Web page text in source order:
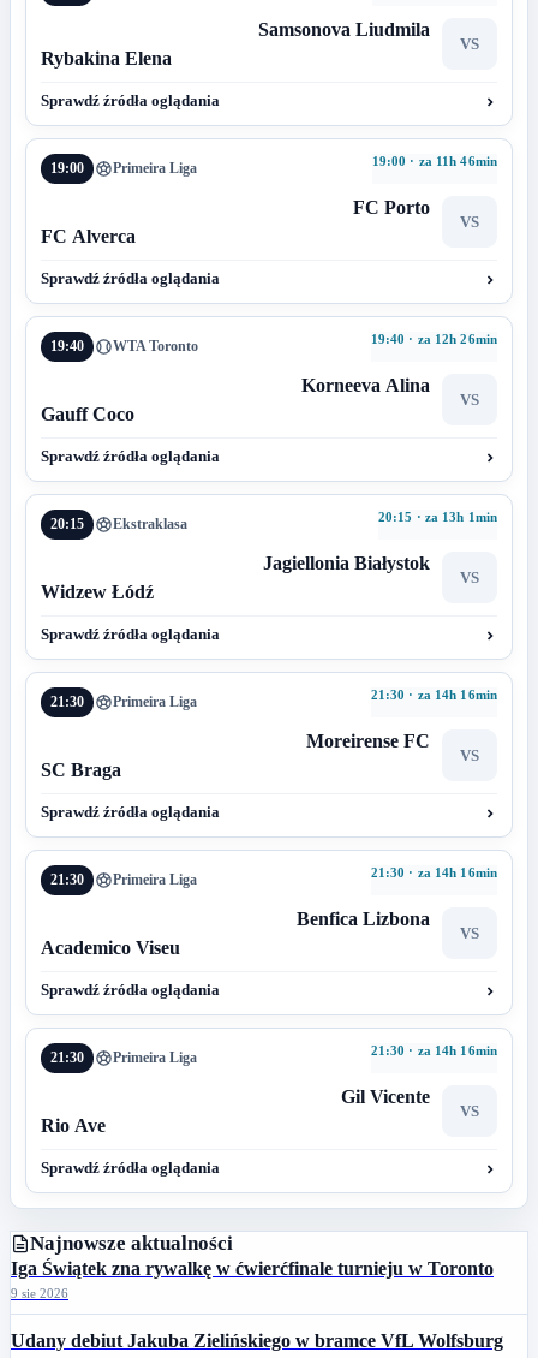
Samsonova Liudmila
VS
Rybakina Elena
Sprawdź źródła oglądania
19:00 Primeira Liga 19:00 · za 11h 46min
FC Porto
VS
FC Alverca
Sprawdź źródła oglądania
19:40 WTA Toronto 19:40 · za 12h 26min
Korneeva Alina
VS
Gauff Coco
Sprawdź źródła oglądania
20:15 Ekstraklasa 20:15 · za 13h 1min
Jagiellonia Białystok
VS
Widzew Łódź
Sprawdź źródła oglądania
21:30 Primeira Liga 21:30 · za 14h 16min
Moreirense FC
VS
SC Braga
Sprawdź źródła oglądania
21:30 Primeira Liga 21:30 · za 14h 16min
Benfica Lizbona
VS
Academico Viseu
Sprawdź źródła oglądania
21:30 Primeira Liga 21:30 · za 14h 16min
Gil Vicente
VS
Rio Ave
Sprawdź źródła oglądania
Najnowsze aktualności
Iga Świątek zna rywalkę w ćwierćfinale turnieju w Toronto
9 sie 2026
Udany debiut Jakuba Zielińskiego w bramce VfL Wolfsburg